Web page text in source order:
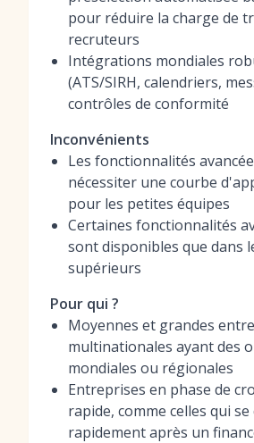
pour réduire la charge de
recruteurs
Intégrations mondiales
(ATS/SIRH, calendriers,
contrôles de conformité
Inconvénients
Les fonctionnalités
nécessiter une courbe
pour les petites équipes
Certaines fonctionnalités
sont disponibles que dans
supérieurs
Pour qui ?
Moyennes et grandes
multinationales ayant des
mondiales ou régionales
Entreprises en phase de
rapide, comme celles qui
rapidement après un